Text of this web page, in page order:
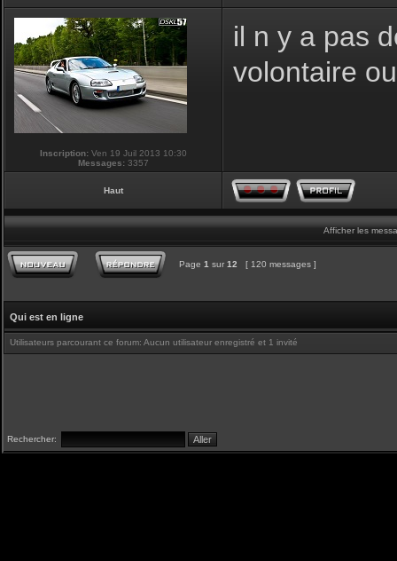
Inscription: Ven 19 Juil 2013 10:30
Messages: 3357
il n y a pas
volontaire
Haut
Afficher les
Page 1 sur 12 [ 120 messages ]
Qui est en ligne
Utilisateurs parcourant ce forum: Aucun utilisateur enregistré et 1 invité
Rechercher: